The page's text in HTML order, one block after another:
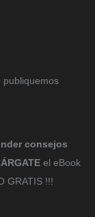
publiquemos
consejos
el eBook
GRATIS !!!